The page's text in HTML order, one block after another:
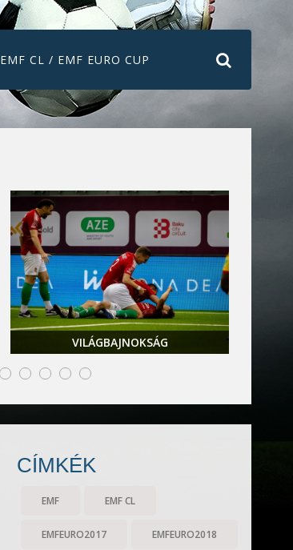
EMF CL / EMF EURO CUP
VILÁGBAJNOKSÁG
CÍMKÉK
EMF EMF CL
EMFEURO2017 EMFEURO2018